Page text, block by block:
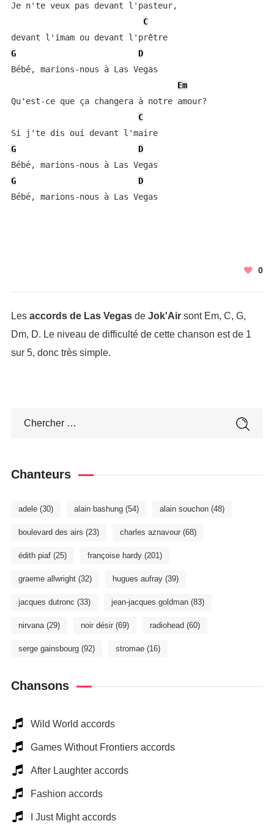
Je n'te veux pas devant l'pasteur,
C
devant l'imam ou devant l'prêtre
G
D
Bébé, marions-nous à Las Vegas
Em
Qu'est-ce que ça changera à notre amour?
C
Si j'te dis oui devant l'maire
G
D
G
D
Bébé, marions-nous à Las Vegas
0
Les accords de Las Vegasde Jok'Airsont Em, C, G,
Dm, D. Le niveau de difficulté de cette chanson est de 1
sur 5, donc très simple.
Chanteurs
adele(30) alain bashung(54) alain souchon(48)
boulevard des airs (23) charles aznavour(68)
édith piaf(25) françoise hardy(201)
graeme allwright(32) hugues aufray(39)
jacques dutronc (33) jean-jacques goldman(83)
nirvana(29) noir désir(69) radiohead (60)
serge gainsbourg(92) stromae(16)
Chansons
Wild World accords
Games Without Frontiers accords
After Laughter accords
Fashion accords
I Just Might accords